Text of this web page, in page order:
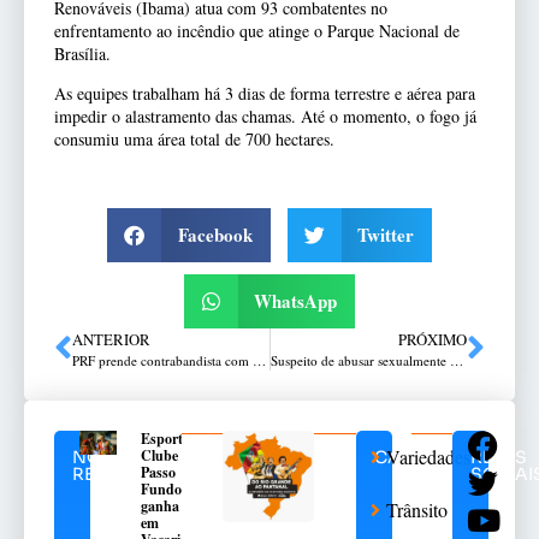
Renováveis (Ibama) atua com 93 combatentes no
enfrentamento ao incêndio que atinge o Parque Nacional de
Brasília.
As equipes trabalham há 3 dias de forma terrestre e aérea para
impedir o alastramento das chamas. Até o momento, o fogo já
consumiu uma área total de 700 hectares.
Facebook Twitter
WhatsApp
ANTERIOR
PRF prende contrabandista com meia tonelada de agrotóxicos ilegais em Erechim
PRÓXIMO
Suspeito de abusar sexualmente de menina de 8 anos em escola é morto a tiros em Carazinho
NOTÍCIAS
RELACIONADAS
Esporte
Clube
Passo
Fundo
ganha
em
CATEGORIAS
Variedades
Trânsito
REDES